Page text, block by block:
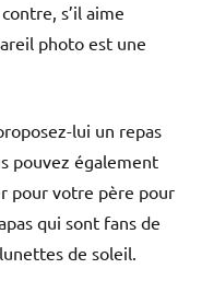
s’il aime
photo est une
lui un repas
pouvez également
pour votre père pour
qui sont fans de
de soleil.